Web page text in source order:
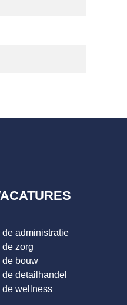
de administratie
de zorg
de bouw
de detailhandel
de wellness